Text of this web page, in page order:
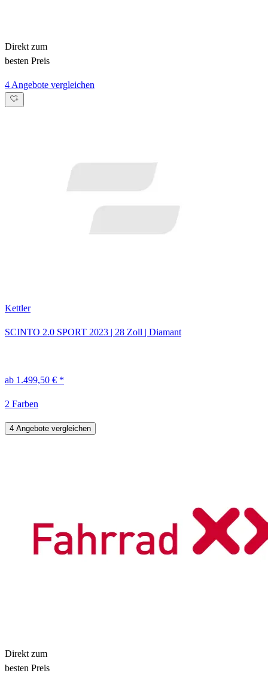
Direkt zum
besten Preis
4 Angebote vergleichen
Kettler
SCINTO 2.0 SPORT 2023 | 28 Zoll | Diamant
ab 1.499,50 € *
2 Farben
4 Angebote vergleichen
Direkt zum
besten Preis